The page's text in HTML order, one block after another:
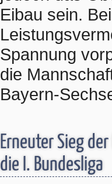
Eibau sein.
Spannung
die
Bayern-
Erneuter Sieg
die I. Bundesliga